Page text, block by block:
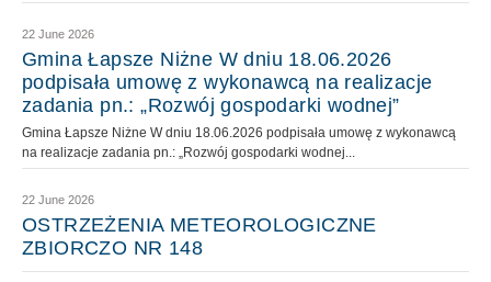
22 June 2026
Gmina Łapsze Niżne W dniu 18.06.2026
podpisała umowę z wykonawcą na realizacje
zadania pn.: „Rozwój gospodarki wodnej”
Gmina Łapsze Niżne W dniu 18.06.2026 podpisała umowę z wykonawcą
na realizacje zadania pn.: „Rozwój gospodarki wodnej...
22 June 2026
OSTRZEŻENIA METEOROLOGICZNE
ZBIORCZO NR 148